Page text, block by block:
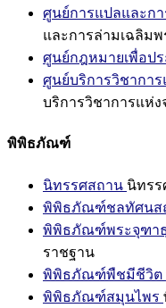
ศูนย์การแปลและก
และการล่ามเฉลิมพ
ศูนย์กฎหมายเพื่อป
ศูนย์บริการวิชากา
บริการวิชาการแห่
พิพิธภัณฑ์
นิทรรศสถาน นิทรร
พิพิธภัณฑ์ชลทัศนส
พิพิธภัณฑ์พระจุฑา
ราชฐาน
พิพิธภัณฑ์พืชมีชีวิต
พิพิธภัณฑ์สมุนไพร